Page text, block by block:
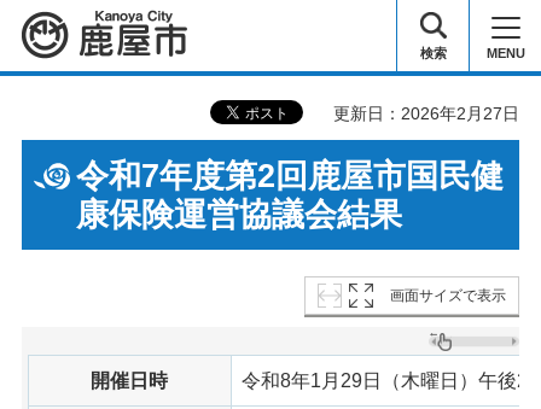
鹿屋市 検索 MENU
更新日：2026年2月27日
令和7年度第2回鹿屋市国民健
康保険運営協議会結果
画面サイズで表示
開催日時 令和8年1月29日（木曜日）午後2